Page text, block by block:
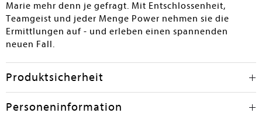
Marie mehr denn je gefragt. Mit Entschlossenheit,
Teamgeist und jeder Menge Power nehmen sie die
Ermittlungen auf - und erleben einen spannenden
neuen Fall.
Produktsicherheit
Personeninformation